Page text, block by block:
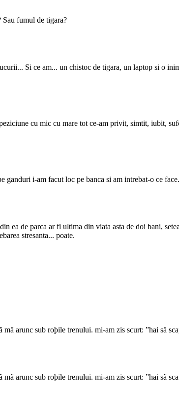
Sau fumul de tigara?
Si ce am... un chistoc de tigara, un laptop si o
cu mic cu mare tot ce-am privit, simtit, iubit,
ganduri i-am facut loc pe banca si am intrebat-o ce face.
ea de parca ar fi ultima din viata asta de doi bani,
stresanta... poate.
arunc sub roþile trenului. mi-am zis scurt: ”hai sã
arunc sub roþile trenului. mi-am zis scurt: ”hai sã